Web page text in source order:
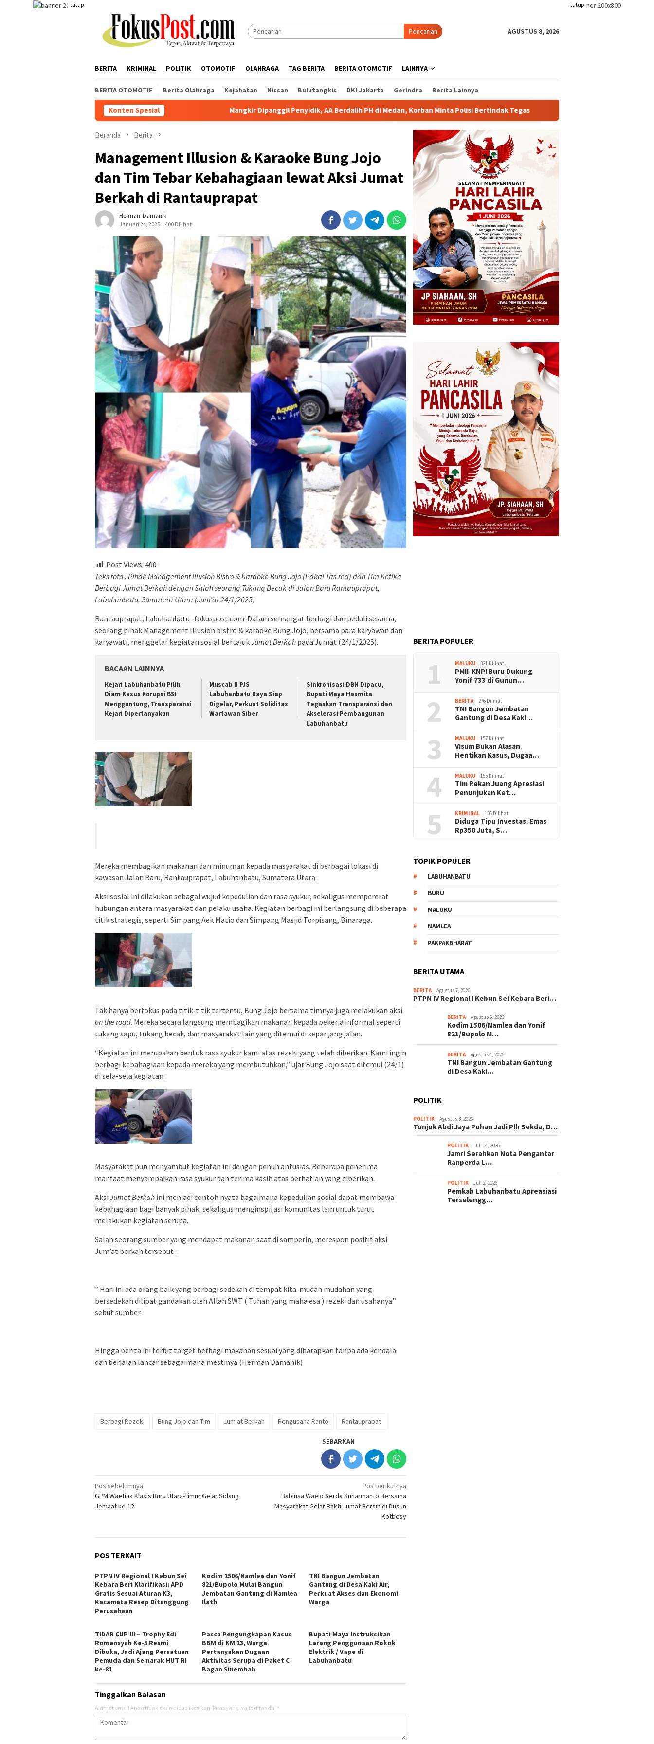
tutup tutup
Pencarian AGUSTUS 8, 2026
BERITA KRIMINAL POLITIK OTOMOTIF OLAHRAGA TAG BERITA BERITA OTOMOTIF LAINNYA
BERITA OTOMOTIF Berita Olahraga Kejahatan Nissan Bulutangkis DKI Jakarta Gerindra Berita Lainnya
Konten SpesialMangkir Dipanggil Penyidik, AA Berdalih PH di Medan, Korban Minta Polisi Bertindak Tegas PTPN IV Regional I Kebun Sei Kebara Beri
Beranda Berita
Management Illusion & Karaoke Bung Jojo
dan Tim Tebar Kebahagiaan lewat Aksi Jumat
Berkah di Rantauprapat
Herman. Damanik
Januari 24, 2025
400 Dilihat
Post Views: 400
Teks foto : Pihak Management Illusion Bistro & Karaoke Bung Jojo (Pakai Tas.red) dan Tim Ketika
Berbagi Jumat Berkah dengan Salah seorang Tukang Becak di Jalan Baru Rantauprapat,
Labuhanbatu, Sumatera Utara (Jum’at 24/1/2025)
Rantauprapat, Labuhanbatu -fokuspost.com-Dalam semangat berbagi dan peduli sesama,
seorang pihak Management Illusion bistro & karaoke Bung Jojo, bersama para karyawan dan
karyawati, menggelar kegiatan sosial bertajukJumat Berkah pada Jumat (24/1/2025).
BACAAN LAINNYA
Kejari Labuhanbatu Pilih
Diam Kasus Korupsi BSI
Menggantung, Transparansi
Kejari Dipertanyakan
Muscab II PJS
Labuhanbatu Raya Siap
Digelar, Perkuat Soliditas
Wartawan Siber
Sinkronisasi DBH Dipacu,
Bupati Maya Hasmita
Tegaskan Transparansi dan
Akselerasi Pembangunan
Labuhanbatu
Mereka membagikan makanan dan minuman kepada masyarakat di berbagai lokasi di
kawasan Jalan Baru, Rantauprapat, Labuhanbatu, Sumatera Utara.
Aksi sosial ini dilakukan sebagai wujud kepedulian dan rasa syukur, sekaligus mempererat
hubungan antara masyarakat dan pelaku usaha. Kegiatan berbagi ini berlangsung di beberapa
titik strategis, seperti Simpang Aek Matio dan Simpang Masjid Torpisang, Binaraga.
Tak hanya berfokus pada titik-titik tertentu, Bung Jojo bersama timnya juga melakukan aksi
on the road. Mereka secara langsung membagikan makanan kepada pekerja informal seperti
tukang sapu, tukang becak, dan masyarakat lain yang ditemui di sepanjang jalan.
“Kegiatan ini merupakan bentuk rasa syukur kami atas rezeki yang telah diberikan. Kami ingin
berbagi kebahagiaan kepada mereka yang membutuhkan,” ujar Bung Jojo saat ditemui (24/1)
di sela-sela kegiatan.
Masyarakat pun menyambut kegiatan ini dengan penuh antusias. Beberapa penerima
manfaat menyampaikan rasa syukur dan terima kasih atas perhatian yang diberikan.
Aksi Jumat Berkah ini menjadi contoh nyata bagaimana kepedulian sosial dapat membawa
kebahagiaan bagi banyak pihak, sekaligus menginspirasi komunitas lain untuk turut
melakukan kegiatan serupa.
Salah seorang sumber yang mendapat makanan saat di samperin, merespon positif aksi
Jum’at berkah tersebut .
” Hari ini ada orang baik yang berbagi sedekah di tempat kita. mudah mudahan yang
bersedekah dilipat gandakan oleh Allah SWT ( Tuhan yang maha esa ) rezeki dan usahanya.”
sebut sumber.
Hingga berita ini terbit target berbagi makanan sesuai yang diharapkan tanpa ada kendala
dan berjalan lancar sebagaimana mestinya (Herman Damanik)
Berbagi Rezeki Bung Jojo dan Tim Jum'at Berkah Pengusaha Ranto Rantauprapat
SEBARKAN
Navigasi
pos
Pos sebelumnya
GPM Waetina Klasis Buru Utara-Timur Gelar Sidang
Jemaat ke-12
Pos berikutnya
Babinsa Waelo Serda Suharmanto Bersama
Masyarakat Gelar Bakti Jumat Bersih di Dusun
Kotbesy
POS TERKAIT
PTPN IV Regional I Kebun Sei
Kebara Beri Klarifikasi: APD
Gratis Sesuai Aturan K3,
Kacamata Resep Ditanggung
Perusahaan
Kodim 1506/Namlea dan Yonif
821/Bupolo Mulai Bangun
Jembatan Gantung di Namlea
Ilath
TNI Bangun Jembatan
Gantung di Desa Kaki Air,
Perkuat Akses dan Ekonomi
Warga
TIDAR CUP III – Trophy Edi
Romansyah Ke-5 Resmi
Dibuka, Jadi Ajang Persatuan
Pemuda dan Semarak HUT RI
ke-81
Pasca Pengungkapan Kasus
BBM di KM 13, Warga
Pertanyakan Dugaan
Aktivitas Serupa di Paket C
Bagan Sinembah
Bupati Maya Instruksikan
Larang Penggunaan Rokok
Elektrik / Vape di
Labuhanbatu
Tinggalkan Balasan
Alamat email Anda tidak akan dipublikasikan. Ruas yang wajib ditandai *
BERITA POPULER
1 MALUKU 321 Dilihat
PMII-KNPI Buru Dukung
Yonif 733 di Gunun…
2 BERITA 276 Dilihat
TNI Bangun Jembatan
Gantung di Desa Kaki…
3 MALUKU 157 Dilihat
Visum Bukan Alasan
Hentikan Kasus, Dugaa…
4 MALUKU 155 Dilihat
Tim Rekan Juang Apresiasi
Penunjukan Ket…
5 KRIMINAL 135 Dilihat
Diduga Tipu Investasi Emas
Rp350 Juta, S…
TOPIK POPULER
LABUHANBATU
BURU
MALUKU
NAMLEA
PAKPAKBHARAT
BERITA UTAMA
BERITA Agustus 7, 2026
PTPN IV Regional I Kebun Sei Kebara Beri…
BERITA Agustus 6, 2026
Kodim 1506/Namlea dan Yonif
821/Bupolo M…
BERITA Agustus 4, 2026
TNI Bangun Jembatan Gantung
di Desa Kaki…
POLITIK
POLITIK Agustus 3, 2026
Tunjuk Abdi Jaya Pohan Jadi Plh Sekda, D…
POLITIK Juli 14, 2026
Jamri Serahkan Nota Pengantar
Ranperda L…
POLITIK Juli 2, 2026
Pemkab Labuhanbatu Apreasiasi
Terselengg…